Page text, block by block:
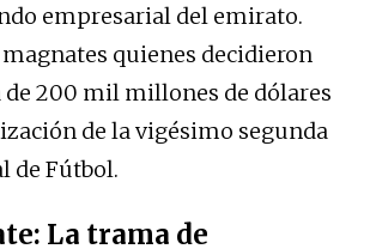
empresarial del emirato.
quienes decidieron
200 mil millones de dólares
de la vigésimo segunda
de Fútbol.
La trama de